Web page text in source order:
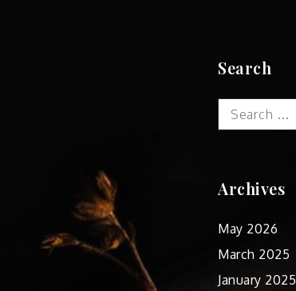
Search
Search
for:
Archives
May 2026
March 2025
January 2025